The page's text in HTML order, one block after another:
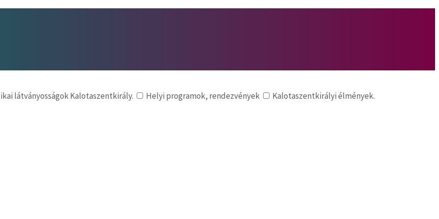
látványosságok Kalotaszentkirály. Helyi programok, rendezvények Kalotaszentkirályi élmények.